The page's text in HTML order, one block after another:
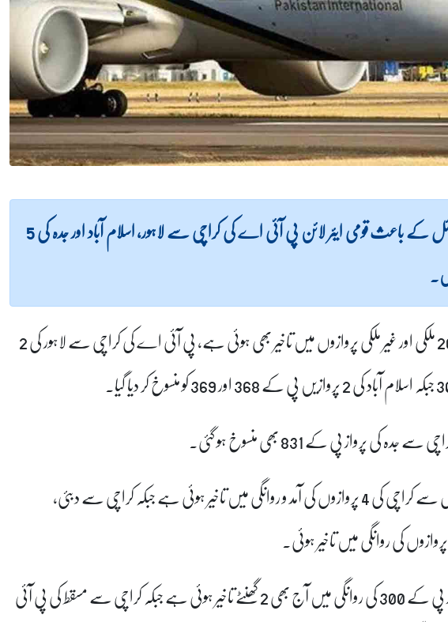
(لاہور نیوز) آپریشنل مسائل کے باعث قومی ایئر لائن پی آئی اے کی کراچی سے لاہور، اسلام آباد اور جدہ کی 5
فلائٹ شیڈول کے مطابق 20 ملکی اور غیر ملکی پروازوں میں تاخیر بھی ہوئی ہے، پی آئی اے کی کراچی سے لاہور کی 2
پی کے 831 بھی منسوخ ہو گئی۔
اس کے علاوہ جدہ اور استنبول سے کراچی کی 4 پروازوں کی آمد و روانگی میں تاخیر ہوئی ہے جبکہ کراچی سے دبئی،
کی روانگی میں تاخیر ہوئی۔
کراچی سے اسلام آباد کی پرواز پی کے 300 کی روانگی میں آج بھی 2 گھنٹے تاخیر ہوئی ہے جبکہ کراچی سے مسقط کی پی آئی